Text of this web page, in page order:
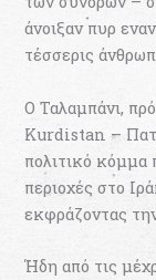
άνοιξαν πυρ
τέσσερις
Ο Ταλαμπάνι,
Kurdistan –
πολιτικό κόμμα
περιοχές στο
εκφράζοντας
Ήδη από τις